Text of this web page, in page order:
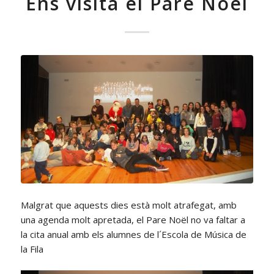
Malgrat que aquests dies està molt atrafegat, amb
una agenda molt apretada, el Pare Noël no va faltar a
la cita anual amb els alumnes de l´Escola de Música de
la Fila